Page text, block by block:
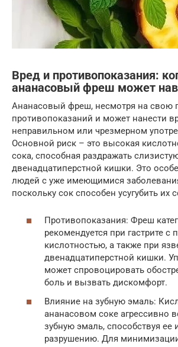
Вред и противопоказания:
ананасовый фреш может
Ананасовый фреш, несмотря на свою
противопоказаний и может нанести
неправильном или чрезмерном
Основной риск – это высокая
сока, способная раздражать
двенадцатиперстной кишки. Это
людей с уже имеющимися
поскольку сок способен усугубить их
Противопоказания: Фреш
рекомендуется при гастрите
кислотностью, а также при
двенадцатиперстной кишки.
может спровоцировать
боль и вызвать дискомфорт.
Влияние на зубную эмаль:
ананасовом соке агрессивно
зубную эмаль, способствуя ее
разрушению. Для